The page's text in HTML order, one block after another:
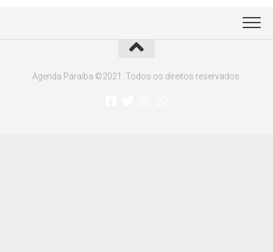
Agenda Paraíba ©2021. Todos os direitos reservados.